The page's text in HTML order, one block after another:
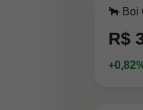
🐂 Boi
R$